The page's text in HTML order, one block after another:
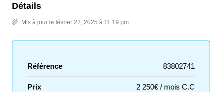
Détails
Mis à jour le février 22, 2025 à 11:19 pm
Référence 83802741
Prix 2 250€ / mois C.C